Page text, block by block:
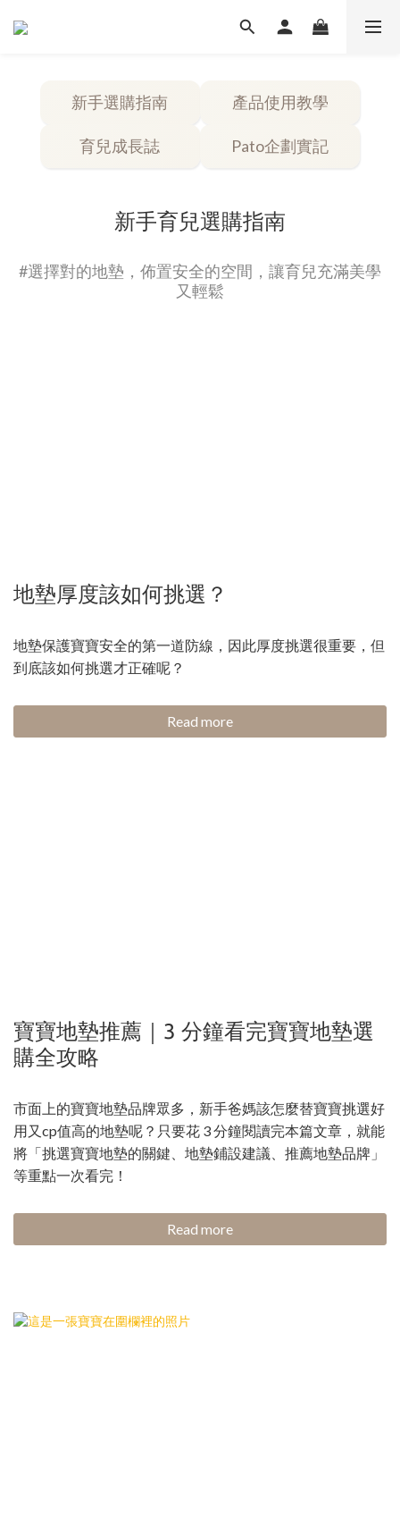
新手選購指南 產品使用教學
育兒成長誌 Pato企劃實記
新手育兒選購指南
#選擇對的地墊，佈置安全的空間，讓育兒充滿美學
又輕鬆
地墊厚度該如何挑選？
地墊保護寶寶安全的第一道防線，因此厚度挑選很重要，但
到底該如何挑選才正確呢？
Read more
寶寶地墊推薦｜3 分鐘看完寶寶地墊選
購全攻略
市面上的寶寶地墊品牌眾多，新手爸媽該怎麼替寶寶挑選好
用又cp值高的地墊呢？只要花 3 分鐘閱讀完本篇文章，就能
將「挑選寶寶地墊的關鍵、地墊鋪設建議、推薦地墊品牌」
等重點一次看完！
Read more